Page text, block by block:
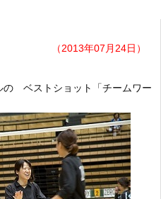
（2013年07月24日）
ベストショット「チームワー